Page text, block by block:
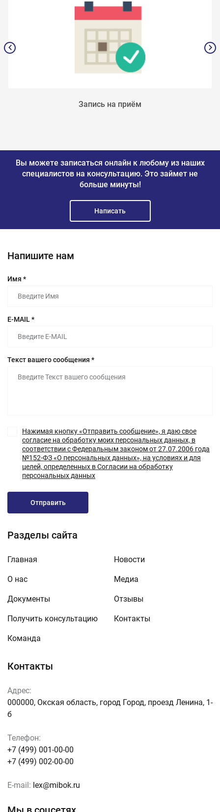
Запись на приём
Вы можете записаться онлайн к любому из наших
специалистов на консультацию. Это займет не
больше минуты!
Написать
Контакты
Адрес:
000000, Окская область, город Город, проезд Ленина, 1-
б
Телефон:
+7 (499) 001-00-00
+7 (499) 002-00-00
E-mail: lex@mibok.ru
Разделы сайта
Главная
О нас
Документы
Получить консультацию
Команда
Новости
Медиа
Отзывы
Контакты
Напишите нам
Имя *
E-MAIL *
Текст вашего сообщения *
Нажимая кнопку «Отправить сообщение», я даю свое
согласие на обработку моих персональных данных, в
соответствии с Федеральным законом от 27.07.2006 года
№152-ФЗ «О персональных данных», на условиях и для
целей, определенных в Согласии на обработку
персональных данных
Отправить